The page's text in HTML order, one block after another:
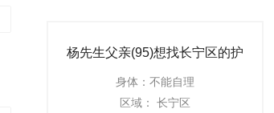
杨先生父亲(95)想找长宁区的护
身体：不能自理
区域： 长宁区